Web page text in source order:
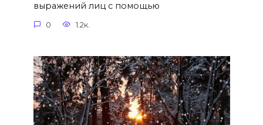
выражений лиц с помощью
0 1.2к.